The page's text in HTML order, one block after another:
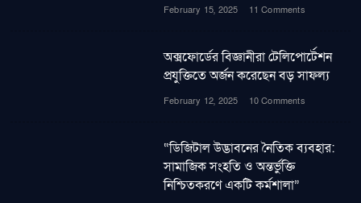
February 15, 2025 11 Comments
অক্সফোর্ডের বিজ্ঞানীরা টেলিপোর্টেশন
প্রযুক্তিতে অর্জন করেছেন বড় সাফল্য
February 12, 2025 10 Comments
“ডিজিটাল উদ্ভাবনের নৈতিক ব্যবহার:
সামাজিক সংহতি ও অন্তর্ভুক্তি
নিশ্চিতকরণে একটি কর্মশালা”